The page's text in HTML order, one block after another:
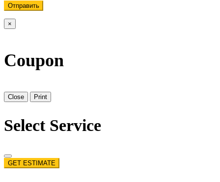
Отправить
×
Coupon
Close Print
Select Service
GET ESTIMATE